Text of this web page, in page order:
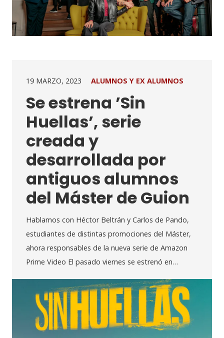
19 MARZO, 2023 ALUMNOS Y EX ALUMNOS
Se estrena ’Sin
Huellas’, serie
creada y
desarrollada por
antiguos alumnos
del Máster de Guion
Hablamos con Héctor Beltrán y Carlos de Pando,
estudiantes de distintas promociones del Máster,
ahora responsables de la nueva serie de Amazon
Prime Video El pasado viernes se estrenó en…